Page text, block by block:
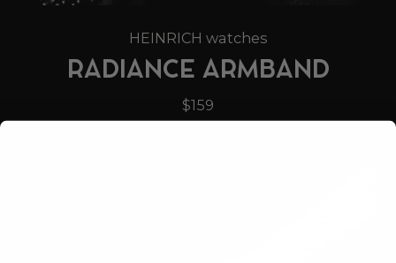
HEINRICH watches
RADIANCE ARMBAND
$159